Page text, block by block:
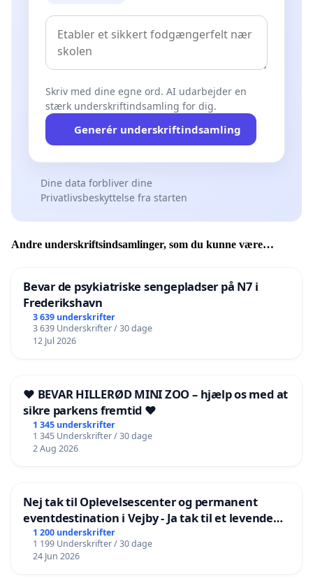
Skriv med dine egne ord. AI udarbejder en
stærk underskriftindsamling for dig.
Generér underskriftindsamling
Dine data forbliver dine
Privatlivsbeskyttelse fra starten
Andre underskriftsindsamlinger, som du kunne være
Bevar de psykiatriske sengepladser på N7 i
Frederikshavn
3 639 underskrifter
3 639 Underskrifter / 30 dage
12 Jul 2026
❤️ BEVAR HILLERØD MINI ZOO – hjælp os med at
sikre parkens fremtid ❤️
1 345 underskrifter
1 345 Underskrifter / 30 dage
2 Aug 2026
Nej tak til Oplevelsescenter og permanent
eventdestination i Vejby - Ja tak til et levende
lokalområde i balance
1 200 underskrifter
1 199 Underskrifter / 30 dage
24 Jun 2026